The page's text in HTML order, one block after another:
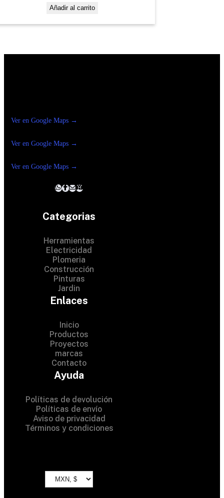
Añadir al carrito
Ver en Google Maps →
Ver en Google Maps →
Ver en Google Maps →
Categorias
Herramientas
Electricidad
Plomeria
Construcción
Pinturas
Jardin
Enlaces
Inicio
Productos
Proyectos
marcas
Contacto
Ayuda
Políticas de devolución
Políticas de envío
Aviso de privacidad
Términos y condiciones